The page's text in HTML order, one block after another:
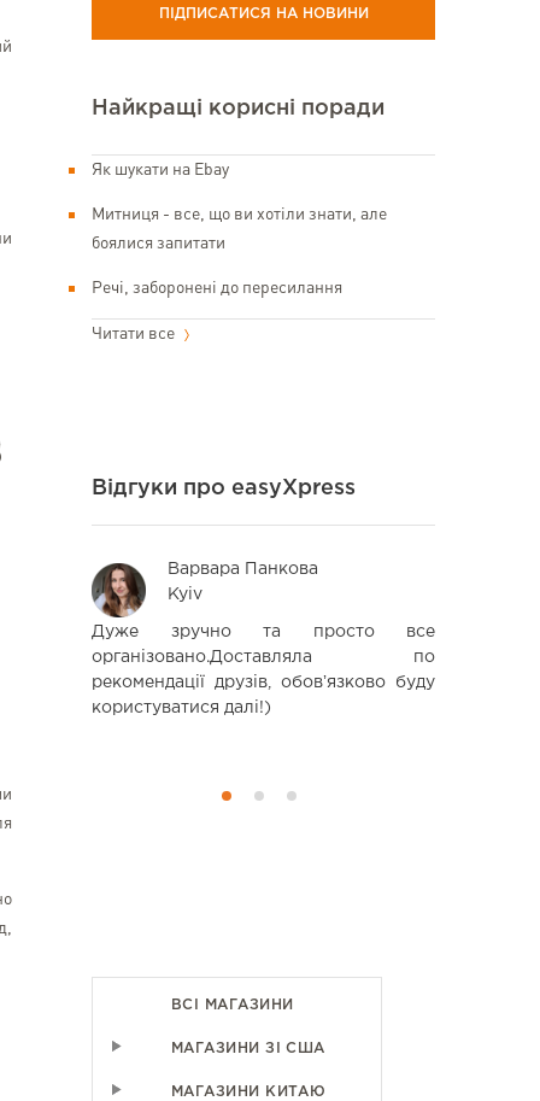
ПІДПИСАТИСЯ НА НОВИНИ
Найкращі корисні поради
Як шукати на Ebay
Митниця - все, що ви хотіли знати, але
боялися запитати
Речі, заборонені до пересилання
Читати все
Відгуки про easyXpress
Варвара Панкова
Kyiv
Дуже зручно та просто все
організовано.Доставляла по
рекомендації друзів, обовʼязково буду
користуватися далі!)
ВСІ МАГАЗИНИ
МАГАЗИНИ ЗІ США
МАГАЗИНИ КИТАЮ